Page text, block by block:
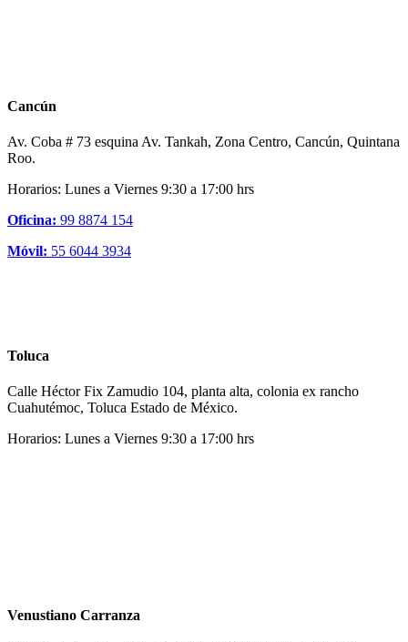
Cancún
Av. Coba # 73 esquina Av. Tankah, Zona Centro, Cancún, Quintana
Roo.
Horarios: Lunes a Viernes 9:30 a 17:00 hrs
Oficina: 99 8874 154
Móvil: 55 6044 3934
Toluca
Calle Héctor Fix Zamudio 104, planta alta, colonia ex rancho
Cuahutémoc, Toluca Estado de México.
Horarios: Lunes a Viernes 9:30 a 17:00 hrs
Venustiano Carranza